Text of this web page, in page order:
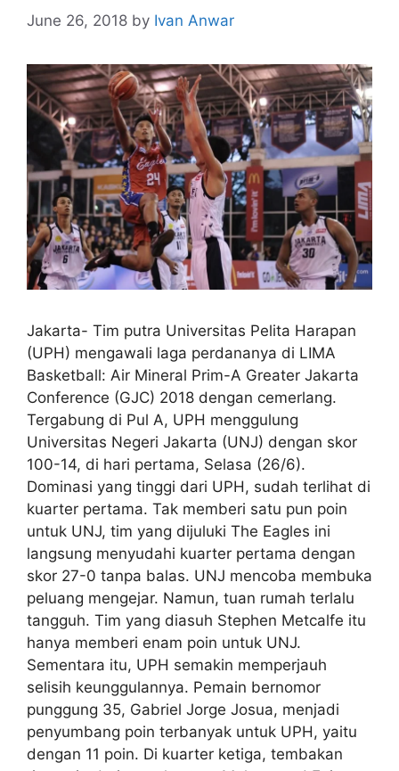
June 26, 2018 by Ivan Anwar
Jakarta- Tim putra Universitas Pelita Harapan
(UPH) mengawali laga perdananya di LIMA
Basketball: Air Mineral Prim-A Greater Jakarta
Conference (GJC) 2018 dengan cemerlang.
Tergabung di Pul A, UPH menggulung
Universitas Negeri Jakarta (UNJ) dengan skor
100-14, di hari pertama, Selasa (26/6).
Dominasi yang tinggi dari UPH, sudah terlihat di
kuarter pertama. Tak memberi satu pun poin
untuk UNJ, tim yang dijuluki The Eagles ini
langsung menyudahi kuarter pertama dengan
skor 27-0 tanpa balas. UNJ mencoba membuka
peluang mengejar. Namun, tuan rumah terlalu
tangguh. Tim yang diasuh Stephen Metcalfe itu
hanya memberi enam poin untuk UNJ.
Sementara itu, UPH semakin memperjauh
selisih keunggulannya. Pemain bernomor
punggung 35, Gabriel Jorge Josua, menjadi
penyumbang poin terbanyak untuk UPH, yaitu
dengan 11 poin. Di kuarter ketiga, tembakan